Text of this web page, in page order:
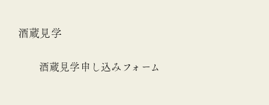
酒蔵見学
酒蔵見学申し込みフォーム